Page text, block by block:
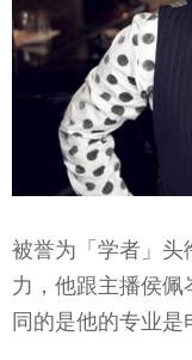
被誉为「学者」头
力，他跟主播侯
同的是他的专业是